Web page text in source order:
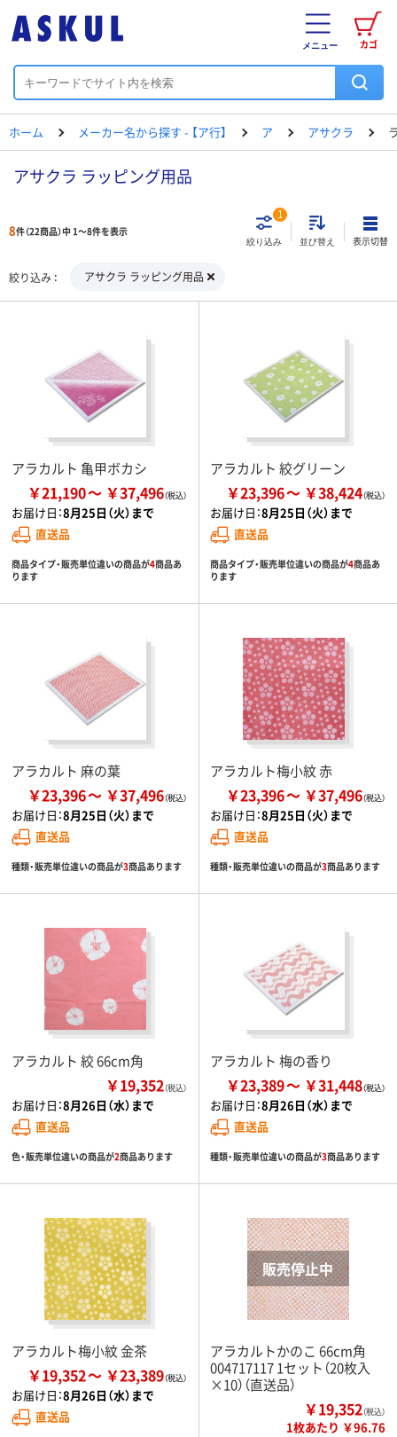
カゴ
メニュー
ホーム メーカー名から探す - 【ア行】 ア アサクラ
アサクラ ラッピング用品
8件（22商品）中 1～8件を表示
絞り込み
1
並び替え 表示切替
絞り込み アサクラ ラッピング用品
アラカルト 亀甲ボカシ
￥21,190 ￥37,496
お届け日：8月25日（火）まで
直送品
商品タイプ・販売単位違いの商品が4商品あ
ります
アラカルト 絞グリーン
￥23,396 ￥38,424
お届け日：8月25日（火）まで
直送品
商品タイプ・販売単位違いの商品が4商品あ
ります
アラカルト 麻の葉
￥23,396 ￥37,496
お届け日：8月25日（火）まで
直送品
種類・販売単位違いの商品が3商品あります
アラカルト梅小紋 赤
￥23,396 ￥37,496
お届け日：8月25日（火）まで
直送品
種類・販売単位違いの商品が3商品あります
アラカルト 絞 66cm角
￥19,352（税込）
お届け日：8月26日（水）まで
直送品
色・販売単位違いの商品が2商品あります
アラカルト 梅の香り
￥23,389 ￥31,448
お届け日：8月26日（水）まで
直送品
種類・販売単位違いの商品が3商品あります
アラカルト梅小紋 金茶
￥19,352 ￥23,389
お届け日：8月26日（水）まで
直送品
アラカルトかのこ 66cm角
004717117 1セット（20枚入
×10）（直送品）
￥19,352（税込）
1枚あたり ￥96.76